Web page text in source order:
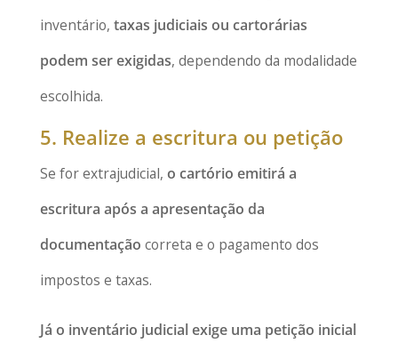
inventário, taxas judiciais ou cartorárias
podem ser exigidas, dependendo da modalidade
escolhida.
5. Realize a escritura ou petição
Se for extrajudicial, o cartório emitirá a
escritura após a apresentação da
documentação correta e o pagamento dos
impostos e taxas.
Já o inventário judicial exige uma petição inicial